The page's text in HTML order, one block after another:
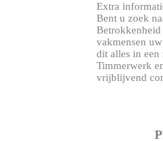
Extra
Bent u zoek
vakmensen
dit alles in
Timmerwerk
vrijblijvend